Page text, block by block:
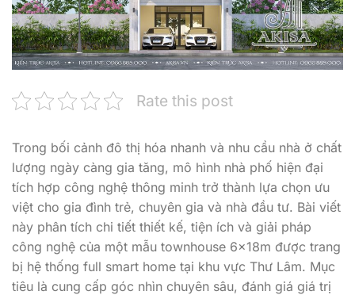
Rate this post
Trong bối cảnh đô thị hóa nhanh và nhu cầu nhà ở chất
lượng ngày càng gia tăng, mô hình nhà phố hiện đại
tích hợp công nghệ thông minh trở thành lựa chọn ưu
việt cho gia đình trẻ, chuyên gia và nhà đầu tư. Bài viết
này phân tích chi tiết thiết kế, tiện ích và giải pháp
công nghệ của một mẫu townhouse 6x18m được trang
bị hệ thống full smart home tại khu vực Thư Lâm. Mục
tiêu là cung cấp góc nhìn chuyên sâu, đánh giá giá trị